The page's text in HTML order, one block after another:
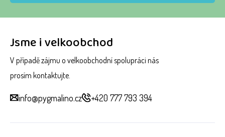
Jsme i velkoobchod
V případě zájmu o velkoobchodní spolupráci nás
prosím kontaktujte.
info@pygmalino.cz +420 777 793 394